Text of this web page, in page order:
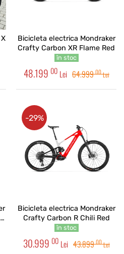
Bicicleta electrica Mondraker
Crafty Carbon XR Flame Red
în stoc
48.199 00 Lei 64.99900Lei
Bicicleta electrica Mondraker
Crafty Carbon R Chili Red
în stoc
30.999 00 Lei 43.89900Lei
-29%